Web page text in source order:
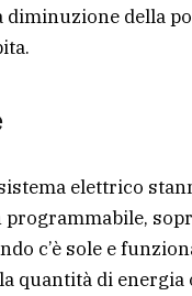
della
elettrico
c’è sole e
quantità di